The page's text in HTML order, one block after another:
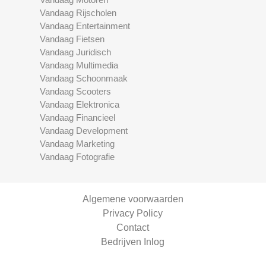
Vandaag Rijscholen
Vandaag Entertainment
Vandaag Fietsen
Vandaag Juridisch
Vandaag Multimedia
Vandaag Schoonmaak
Vandaag Scooters
Vandaag Elektronica
Vandaag Financieel
Vandaag Development
Vandaag Marketing
Vandaag Fotografie
Algemene voorwaarden
Privacy Policy
Contact
Bedrijven Inlog